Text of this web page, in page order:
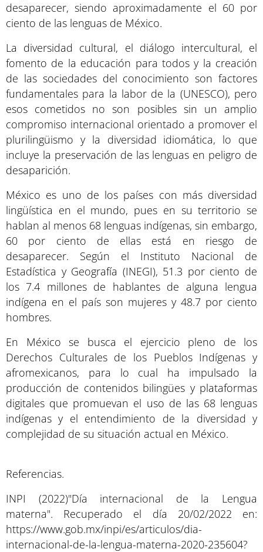
desaparecer, siendo aproximadamente el 60 por
ciento de las lenguas de México.
La diversidad cultural, el diálogo intercultural, el
fomento de la educación para todos y la creación
de las sociedades del conocimiento son factores
fundamentales para la labor de la (UNESCO), pero
esos cometidos no son posibles sin un amplio
compromiso internacional orientado a promover el
plurilingüismo y la diversidad idiomática, lo que
incluye la preservación de las lenguas en peligro de
desaparición.
México es uno de los países con más diversidad
lingüística en el mundo, pues en su territorio se
hablan al menos 68 lenguas indígenas, sin embargo,
60 por ciento de ellas está en riesgo de
desaparecer. Según el Instituto Nacional de
Estadística y Geografía (INEGI), 51.3 por ciento de
los 7.4 millones de hablantes de alguna lengua
indígena en el país son mujeres y 48.7 por ciento
hombres.
En México se busca el ejercicio pleno de los
Derechos Culturales de los Pueblos Indígenas y
afromexicanos, para lo cual ha impulsado la
producción de contenidos bilingües y plataformas
digitales que promuevan el uso de las 68 lenguas
indígenas y el entendimiento de la diversidad y
complejidad de su situación actual en México.
Referencias.
INPI (2022)"Día internacional de la Lengua
materna". Recuperado el día 20/02/2022 en:
https://www.gob.mx/inpi/es/articulos/dia-
internacional-de-la-lengua-materna-2020-235604?